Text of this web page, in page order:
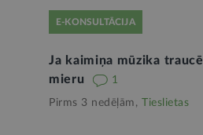
E-KONSULTĀCIJA
Ja kaimiņa mūzika traucē
mieru
1
Pirms 3 nedēļām, Tieslietas